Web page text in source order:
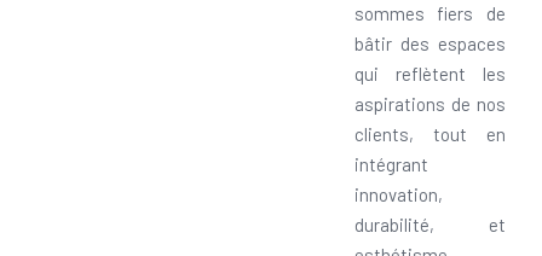
sommes fiers de
bâtir des espaces
qui reflètent les
aspirations de nos
clients, tout en
intégrant
innovation,
durabilité, et